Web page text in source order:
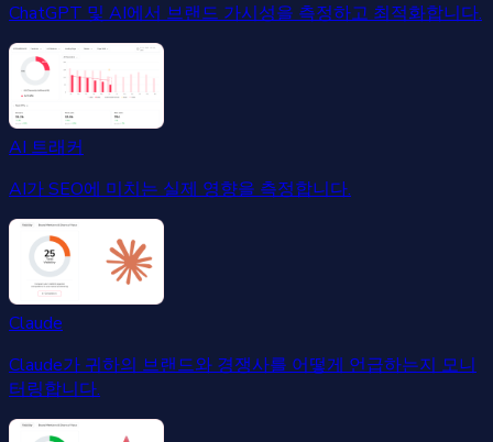
ChatGPT 및 AI에서 브랜드 가시성을 측정하고 최적화합니다.
AI 트래커
AI가 SEO에 미치는 실제 영향을 측정합니다.
Claude
Claude가 귀하의 브랜드와 경쟁사를 어떻게 언급하는지 모니
터링합니다.